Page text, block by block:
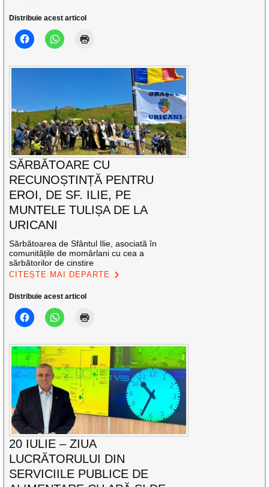
Distribuie acest articol
SĂRBĂTOARE CU
RECUNOȘTINȚĂ PENTRU
EROI, DE SF. ILIE, PE
MUNTELE TULIȘA DE LA
URICANI
Sărbătoarea de Sfântul Ilie, asociată în
comunitățile de momârlani cu cea a
sărbătorilor de cinstire
CITEȘTE MAI DEPARTE
Distribuie acest articol
20 IULIE – ZIUA
LUCRĂTORULUI DIN
SERVICIILE PUBLICE DE